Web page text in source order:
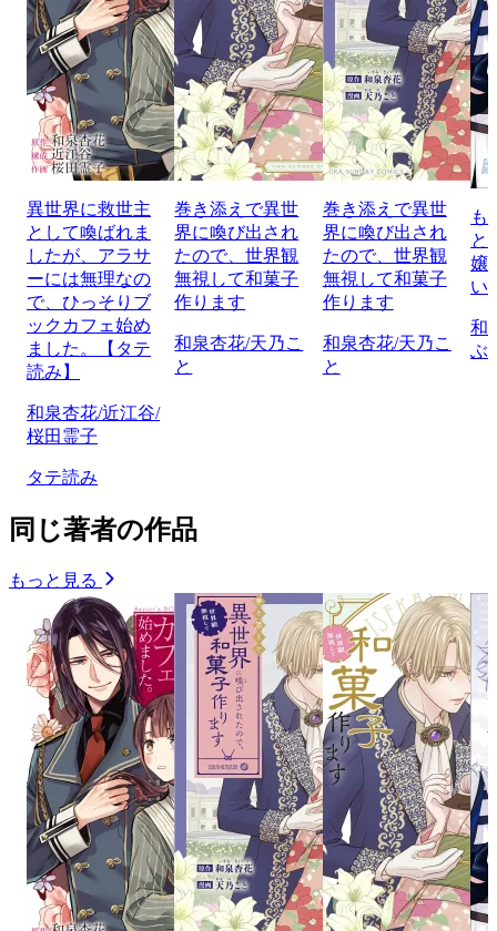
異世界に救世主
として喚ばれま
したが、アラサ
ーには無理なの
で、ひっそりブ
ックカフェ始め
ました。【タテ
読み】
和泉杏花/近江谷/
桜田霊子
タテ読み
巻き添えで異世
界に喚び出され
たので、世界観
無視して和菓子
作ります
和泉杏花/天乃こ
と
巻き添えで異世
界に喚び出され
たので、世界観
無視して和菓子
作ります
和泉杏花/天乃こ
と
も
と
嬢
い
和
ぶ
同じ著者の作品
もっと見る